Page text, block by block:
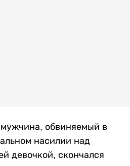
обвиняемый в
насилии над
девочкой, скончался